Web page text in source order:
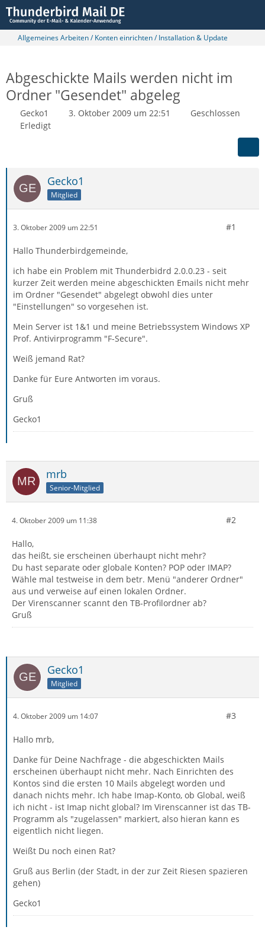
Allgemeines Arbeiten / Konten einrichten / Installation & Update
Abgeschickte Mails werden nicht im
Ordner "Gesendet" abgeleg
Gecko1 3. Oktober 2009 um 22:51
Geschlossen
Erledigt
Gecko1
Mitglied
3. Oktober 2009 um 22:51 #1
Hallo Thunderbirdgemeinde,
ich habe ein Problem mit Thunderbidrd 2.0.0.23 - seit
kurzer Zeit werden meine abgeschickten Emails nicht mehr
im Ordner "Gesendet" abgelegt obwohl dies unter
"Einstellungen" so vorgesehen ist.
Mein Server ist 1&1 und meine Betriebssystem Windows XP
Prof. Antivirprogramm "F-Secure".
Weiß jemand Rat?
Danke für Eure Antworten im voraus.
Gruß
Gecko1
mrb
Senior-Mitglied
4. Oktober 2009 um 11:38 #2
Hallo,
das heißt, sie erscheinen überhaupt nicht mehr?
Du hast separate oder globale Konten? POP oder IMAP?
Wähle mal testweise in dem betr. Menü "anderer Ordner"
aus und verweise auf einen lokalen Ordner.
Der Virenscanner scannt den TB-Profilordner ab?
Gruß
Gecko1
Mitglied
4. Oktober 2009 um 14:07 #3
Hallo mrb,
Danke für Deine Nachfrage - die abgeschickten Mails
erscheinen überhaupt nicht mehr. Nach Einrichten des
Kontos sind die ersten 10 Mails abgelegt worden und
danach nichts mehr. Ich habe Imap-Konto, ob Global, weiß
ich nicht - ist Imap nicht global? Im Virenscanner ist das TB-
Programm als "zugelassen" markiert, also hieran kann es
eigentlich nicht liegen.
Weißt Du noch einen Rat?
Gruß aus Berlin (der Stadt, in der zur Zeit Riesen spazieren
gehen)
Gecko1